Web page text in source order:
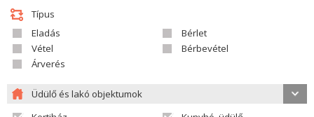
Típus
Eladás
Bérlet
Vétel
Bérbevétel
Árverés
Üdülő és lakó objektumok